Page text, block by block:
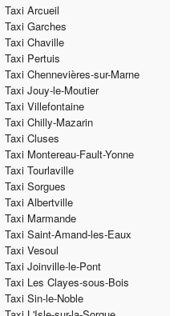
Taxi Arcueil
Taxi Garches
Taxi Chaville
Taxi Pertuis
Taxi Chennevières-sur-Marne
Taxi Jouy-le-Moutier
Taxi Villefontaine
Taxi Chilly-Mazarin
Taxi Cluses
Taxi Montereau-Fault-Yonne
Taxi Tourlaville
Taxi Sorgues
Taxi Albertville
Taxi Marmande
Taxi Saint-Amand-les-Eaux
Taxi Vesoul
Taxi Joinville-le-Pont
Taxi Les Clayes-sous-Bois
Taxi Sin-le-Noble